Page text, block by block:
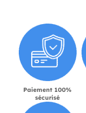
Paiement 100%
sécurisé